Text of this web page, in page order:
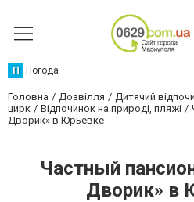
П Погода
Головна Дозвілля
Дитячий
цирк
Відпочинок на природі, пляжі
Дворик» в Юрьевке
Частный
Дворик» в